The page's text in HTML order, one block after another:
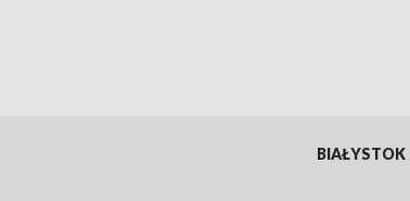
BIAŁYSTOK